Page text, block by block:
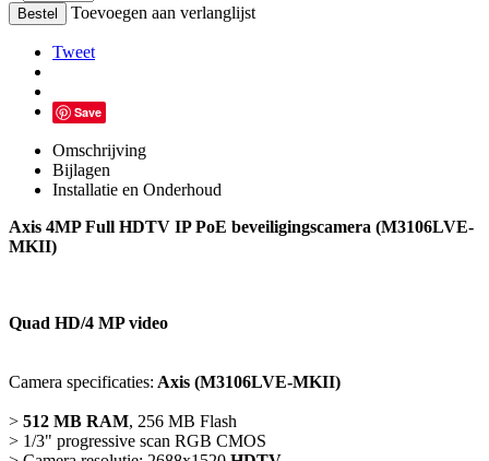
Bestel Toevoegen aan verlanglijst
Tweet
Save
Omschrijving
Bijlagen
Installatie en Onderhoud
Axis 4MP Full HDTV IP PoE beveiligingscamera (M3106LVE-
MKII)
Quad HD/4 MP video
Camera specificaties: Axis (M3106LVE-MKII)
> 512 MB RAM, 256 MB Flash
> 1/3" progressive scan RGB CMOS